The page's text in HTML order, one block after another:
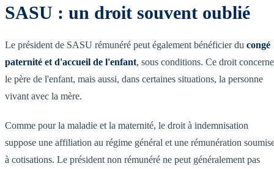
SASU : un droit souvent oublié
Le président de SASU rémunéré peut également bénéficier du congé
paternité et d'accueil de l'enfant, sous conditions. Ce droit concerne
le père de l'enfant, mais aussi, dans certaines situations, la personne
vivant avec la mère.
Comme pour la maladie et la maternité, le droit à indemnisation
suppose une affiliation au régime général et une rémunération
à cotisations. Le président non rémunéré ne peut généralement pas